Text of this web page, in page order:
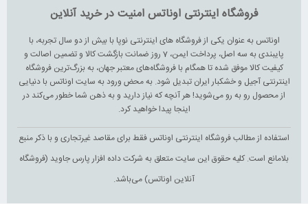
فروشگاه اینترنتی اوناتس امنیت در خرید آنلاین
اوناتس به عنوان یکی از فروشگاه های اینترنتی نوپا با بیش از دو سال تجربه، با
پایبندی به سه اصل، پرداخت ایمن، 7 روز ضمانت بازگشت کالا و تضمین اصالت و
کیفیت کالا موفق شده تا همگام با فروشگاه‌های معتبر جهان، به بزرگ‌ترین فروشگاه
اینترنتی آجیل و خشکبار ایران تبدیل شود. به محض ورود به سایت اوناتس با دنیایی
از محصول رو به رو می‌شوید! هر آنچه که نیاز دارید و به ذهن شما خطور می‌کند در
اینجا پیدا خواهید کرد.
استفاده از مطالب فروشگاه اینترنتی اوناتس فقط برای مقاصد غیرتجاری و با ذکر منبع
بلامانع است. کلیه حقوق این سایت متعلق به شرکت داده افزار پارس جاوید (فروشگاه
آنلاین اوناتس) می‌باشد.